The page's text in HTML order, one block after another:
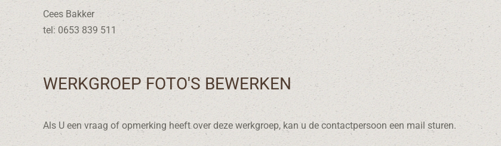
Cees Bakker
tel: 0653 839 511
WERKGROEP FOTO'S BEWERKEN
Als U een vraag of opmerking heeft over deze werkgroep, kan u de contactpersoon een mail sturen.